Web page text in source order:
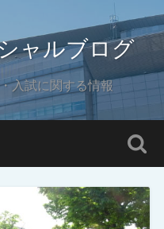
ャルブログ
入試に関する情報